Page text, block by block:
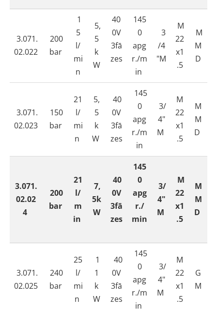
3.071.
02.022
200
bar
1
5
l/
mi
n
5,
5
k
W
40
0V
3fā
zes
145
0
apg
r./m
in
3
/4
"M
M
22
x1
.5
M
M
D
3.071.
02.023
150
bar
21
l/
mi
n
5,
5
k
W
40
0V
3fā
zes
145
0
apg
r./m
in
3/
4"
M
M
22
x1
.5
M
M
D
3.071.
02.02
4
200
bar
21
l/
m
in
7,
5k
W
40
0V
3fā
zes
145
0
apg
r./
min
3/
4"
M
M
22
x1
.5
M
M
D
3.071.
02.025
240
bar
25
l/
mi
n
1
1
k
W
40
0V
3fā
zes
145
0
apg
r./m
in
3/
4"
M
M
22
x1
.5
G
M